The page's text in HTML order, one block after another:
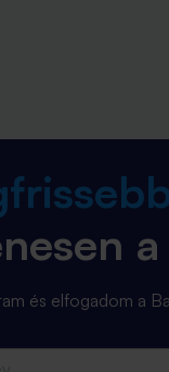
és elfogadom a